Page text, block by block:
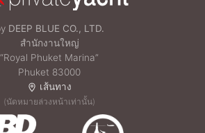
DEEP BLUE CO., LTD.
สำนักงานใหญ่
“Royal Phuket Marina”
Phuket 83000
เส้นทาง
(นัดหมายล่วงหน้าเท่านั้น)